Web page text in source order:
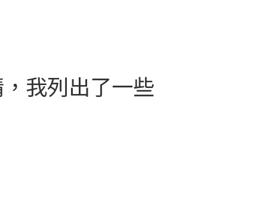
我列出了一些